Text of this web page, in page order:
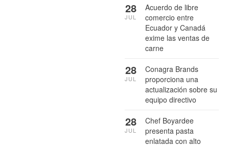
Acuerdo de libre
comercio entre
Ecuador y Canadá
exime las ventas de
carne
28
JUL
Conagra Brands
proporciona una
actualización sobre su
equipo directivo
28
JUL
Chef Boyardee
presenta pasta
enlatada con alto
28
JUL